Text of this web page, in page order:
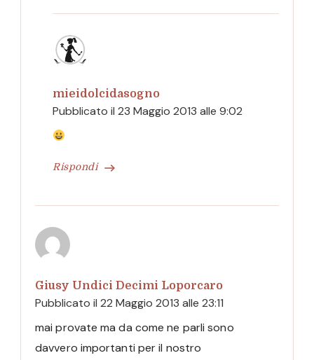
mieidolcidasogno
Pubblicato il 23 Maggio 2013 alle 9:02
Rispondi
Giusy Undici Decimi Loporcaro
Pubblicato il 22 Maggio 2013 alle 23:11
mai provate ma da come ne parli sono
davvero importanti per il nostro